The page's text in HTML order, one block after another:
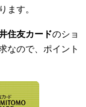
ます。
住友カードのショ
なので、ポイント